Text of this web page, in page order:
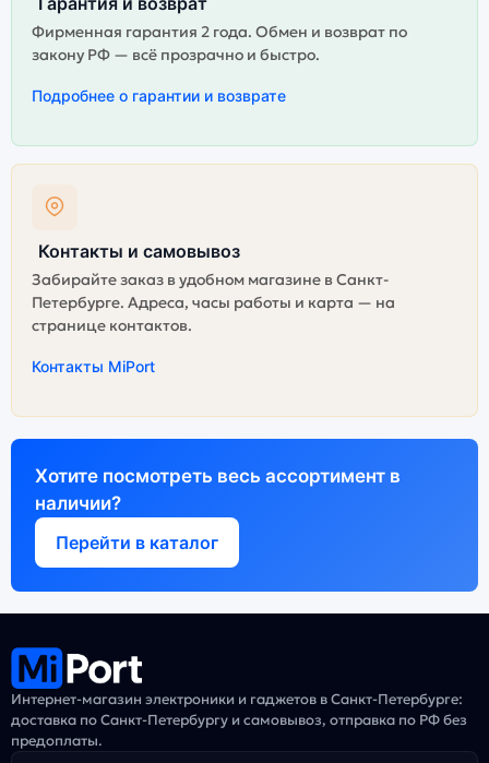
Фирменная гарантия 2 года. Обмен и возврат по
закону РФ — всё прозрачно и быстро.
Подробнее о гарантии и возврате
Контакты и самовывоз
Забирайте заказ в удобном магазине в Санкт-
Петербурге. Адреса, часы работы и карта — на
странице контактов.
Контакты MiPort
Хотите посмотреть весь ассортимент в
наличии?
Перейти в каталог
Интернет-магазин электроники и гаджетов в Санкт-Петербурге:
доставка по Санкт-Петербургу и самовывоз, отправка по РФ без
предоплаты.